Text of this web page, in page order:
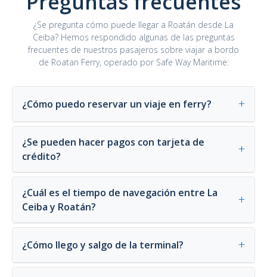
¿Se pregunta cómo puede llegar a Roatán desde La
Ceiba? Hemos respondido algunas de las preguntas
frecuentes de nuestros pasajeros sobre viajar a bordo
de Roatan Ferry, operado por Safe Way Maritime:
¿Cómo puedo reservar un viaje en ferry? +
¿Se pueden hacer pagos con tarjeta de
crédito?
+
¿Cuál es el tiempo de navegación entre La
Ceiba y Roatán?
+
¿Cómo llego y salgo de la terminal? +